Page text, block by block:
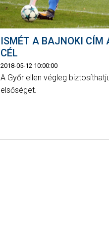
ISMÉT A BAJNOKI CÍM
CÉL
2018-05-12 10:00:00
A Győr ellen végleg
elsőséget.